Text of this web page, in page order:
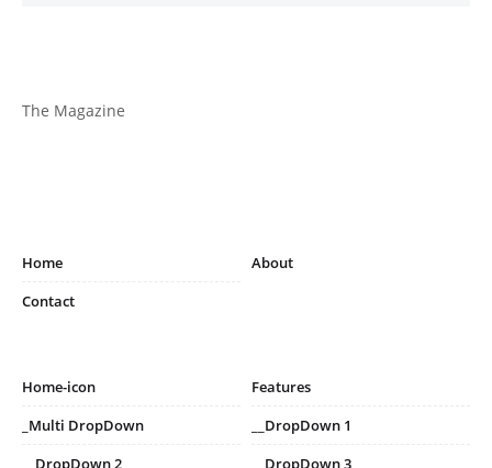
The Magazine
Home
About
Contact
Home-icon
Features
_Multi DropDown
__DropDown 1
__DropDown 2
__DropDown 3